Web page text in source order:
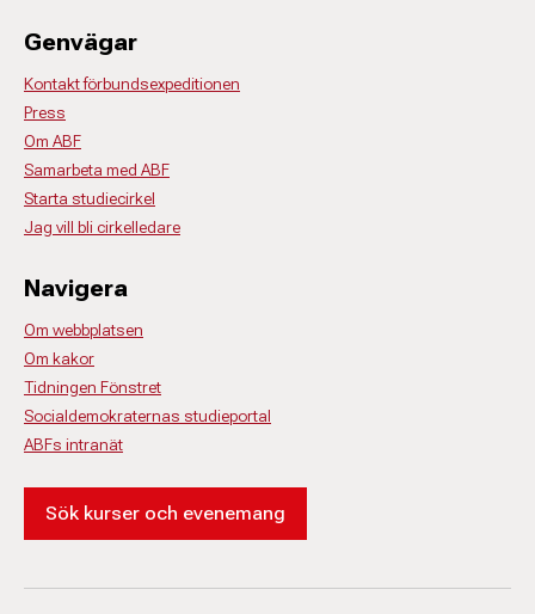
Genvägar
Kontakt förbundsexpeditionen
Press
Om ABF
Samarbeta med ABF
Starta studiecirkel
Jag vill bli cirkelledare
Navigera
Om webbplatsen
Om kakor
Tidningen Fönstret
Socialdemokraternas studieportal
ABFs intranät
Sök kurser och evenemang